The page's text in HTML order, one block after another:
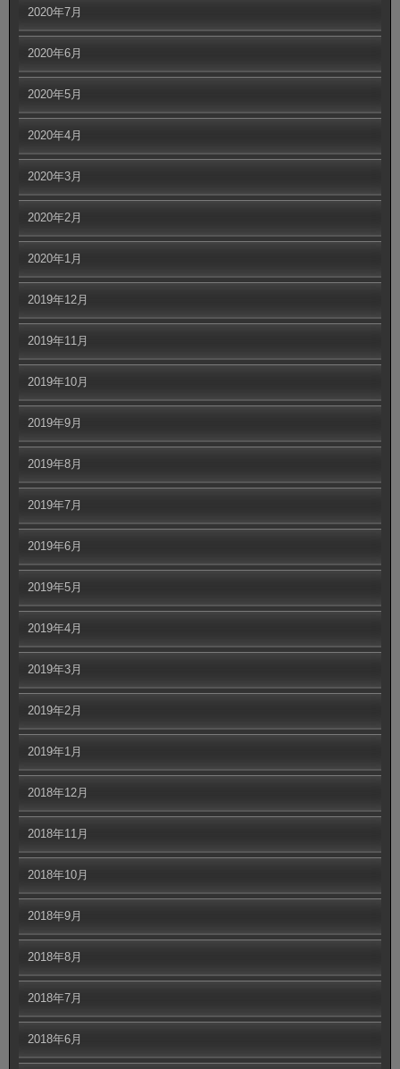
2020年7月
2020年6月
2020年5月
2020年4月
2020年3月
2020年2月
2020年1月
2019年12月
2019年11月
2019年10月
2019年9月
2019年8月
2019年7月
2019年6月
2019年5月
2019年4月
2019年3月
2019年2月
2019年1月
2018年12月
2018年11月
2018年10月
2018年9月
2018年8月
2018年7月
2018年6月